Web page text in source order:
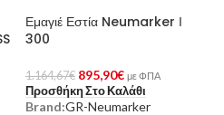
Εμαγιέ Εστία Neumarker Ι
300
1.164,67€ 895,90€ με ΦΠΑ
Προσθήκη Στο Καλάθι
Brand:GR-Neumarker